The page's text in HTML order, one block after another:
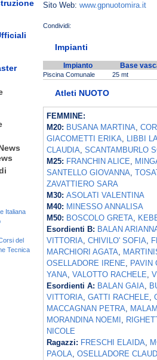
Sito Web: www.gpnuotomira.it
Impianti
Impianto Base
Piscina Comunale 25 mt
Atleti NUOTO
FEMMINE:
M20: BUSANA MARTINA,
GIACOMETTI ERIKA, LIBBI
CLAUDIA, SCANTAMBURLO
M25: FRANCHIN ALICE,
SANTELLO GIOVANNA,
ZAVATTIERO SARA
M30: ASOLATI VALENTINA
M40: MINESSO ANNALISA
M50: BOSCOLO GRETA,
Esordienti B: BALAN
VITTORIA, CHIVILO' SOFIA,
MARCHIORI AGATA,
OSELLADORE IRENE, PAVIN
YANA, VALOTTO RACHELE,
Esordienti A: BALAN GAIA,
VITTORIA, GATTI RACHELE,
MACCAGNAN PETRA,
MORANDINA NOEMI ,
NICOLE
Ragazzi: FRESCHI ELAIDA,
PAOLA, OSELLADORE